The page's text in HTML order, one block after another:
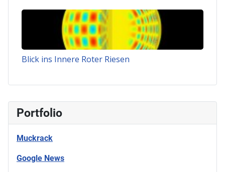
Portfolio
Muckrack
Google News
Blick ins Innere Roter Riesen